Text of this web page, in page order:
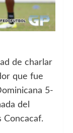
de charlar
que fue
5-
del
Concacaf.